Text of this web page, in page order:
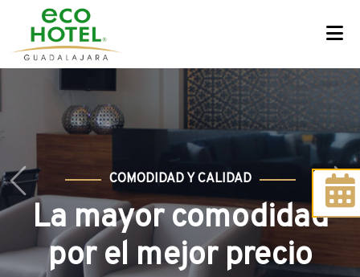
COMODIDAD Y CALIDAD
La mayor comodidad
por el mejor precio
Previous